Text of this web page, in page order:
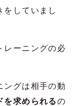
をしていまし
レーニングの必
ングは相手の動
を求められるの